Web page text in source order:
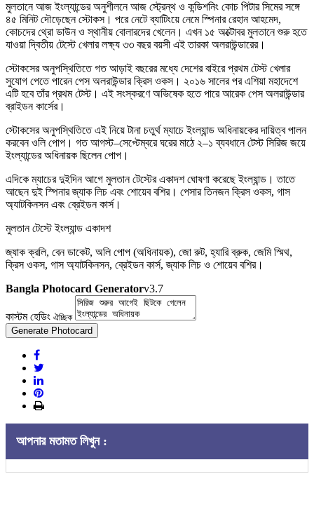
মুলতানে আজ ইংল্যান্ডের অনুশীলনে আজ স্ট্রেন্থ ও কন্ডিশনিং কোচ পিটার সিমের সঙ্গে
৪৫ মিনিট দৌড়েছেন স্টোকস। পরে নেটে ব্যাটিংয়ে নেমে স্পিনার রেহান আহমেদ,
কোচদের থ্রো ডাউন ও স্থানীয় বোলারদের খেলেন। এখন ১৫ অক্টোবর মুলতানে শুরু হতে
যাওয়া দ্বিতীয় টেস্টে খেলার লক্ষ্য ৩৩ বছর বয়সী এই তারকা অলরাউন্ডারের।
স্টোকসের অনুপস্থিতিতে গত আড়াই বছরের মধ্যে দেশের বাইরে প্রথম টেস্ট খেলার
সুযোগ পেতে পারেন পেস অলরাউন্ডার ক্রিস ওকস। ২০১৬ সালের পর এশিয়া মহাদেশে
এটি হবে তাঁর প্রথম টেস্ট। এই সংস্করণে অভিষেক হতে পারে আরেক পেস অলরাউন্ডার
ব্রাইডন কার্সের।
স্টোকসের অনুপস্থিতিতে এই নিয়ে টানা চতুর্থ ম্যাচে ইংল্যান্ড অধিনায়কের দায়িত্ব পালন
করবেন ওলি পোপ। গত আগস্ট–সেপ্টেম্বরে ঘরের মাঠে ২–১ ব্যবধানে টেস্ট সিরিজ জয়ে
ইংল্যান্ডের অধিনায়ক ছিলেন পোপ।
এদিকে ম্যাচের দুইদিন আগে মুলতান টেস্টের একাদশ ঘোষণা করেছে ইংল্যান্ড। তাতে
আছেন দুই স্পিনার জ্যাক লিচ এবং শোয়েব বশির। পেসার তিনজন ক্রিস ওকস, গাস
অ্যাটকিনসন এবং ব্রেইডন কার্স।
মুলতান টেস্টে ইংল্যান্ড একাদশ
জ্যাক ক্রলি, বেন ডাকেট, অলি পোপ (অধিনায়ক), জো রুট, হ্যারি ব্রুক, জেমি স্মিথ,
ক্রিস ওকস, গাস অ্যাটকিনসন, ব্রেইডন কার্স, জ্যাক লিচ ও শোয়েব বশির।
Bangla Photocard Generatorv3.7
কাস্টম হেডিং ঐচ্ছিক
Generate Photocard
আপনার মতামত লিখুন :